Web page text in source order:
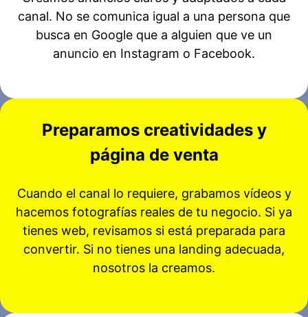
canal. No se comunica igual a una persona que
busca en Google que a alguien que ve un
anuncio en Instagram o Facebook.
Preparamos creatividades y
página de venta
Cuando el canal lo requiere, grabamos vídeos y
hacemos fotografías reales de tu negocio. Si ya
tienes web, revisamos si está preparada para
convertir. Si no tienes una landing adecuada,
nosotros la creamos.